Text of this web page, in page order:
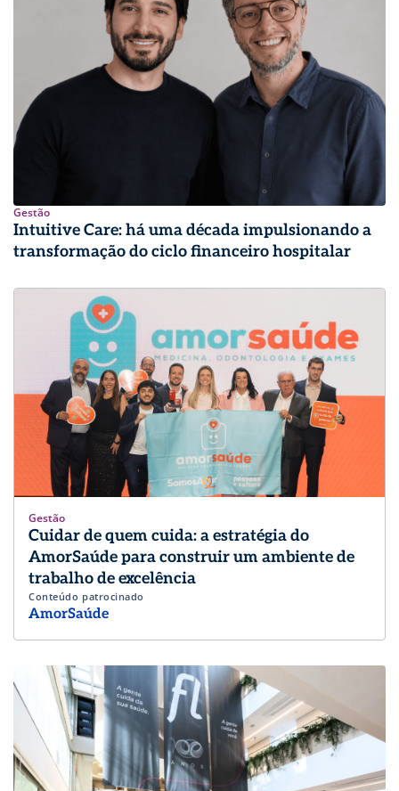
Gestão
Intuitive Care: há uma década impulsionando a
transformação do ciclo financeiro hospitalar
Gestão
Cuidar de quem cuida: a estratégia do
AmorSaúde para construir um ambiente de
trabalho de excelência
Conteúdo patrocinado
AmorSaúde